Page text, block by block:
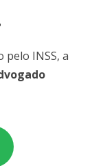
pelo INSS, a